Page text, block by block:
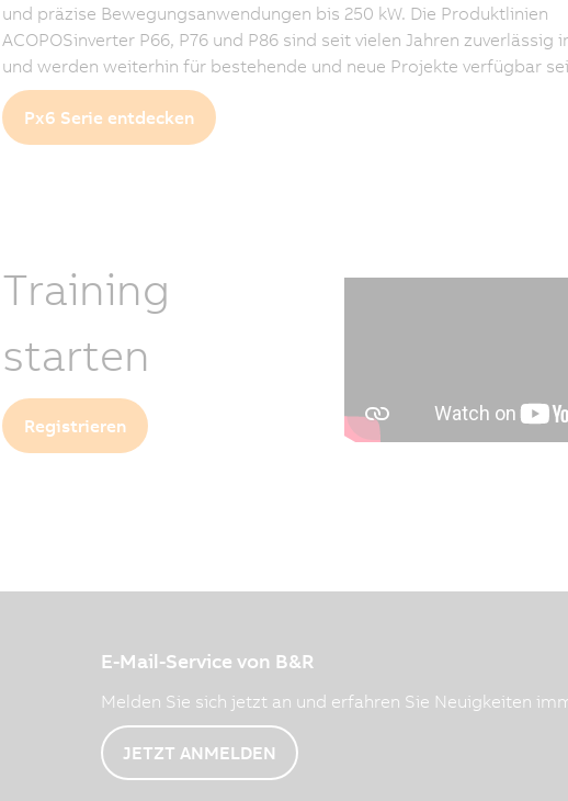
und präzise Bewegungsanwendungen bis 250 kW. Die Produktlinien
ACOPOSinverter P66, P76 und P86 sind seit vielen Jahren zuverlässig
und werden weiterhin für bestehende und neue Projekte verfügbar
Px6 Serie entdecken
Training
starten
Registrieren
E-Mail-Service von B&R
Melden Sie sich jetzt an und erfahren Sie Neuigkeiten
JETZT ANMELDEN